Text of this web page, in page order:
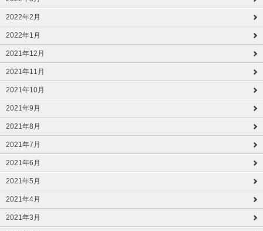
2022年2月
2022年1月
2021年12月
2021年11月
2021年10月
2021年9月
2021年8月
2021年7月
2021年6月
2021年5月
2021年4月
2021年3月